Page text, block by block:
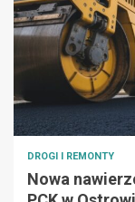
DROGI I REMONTY
Nowa